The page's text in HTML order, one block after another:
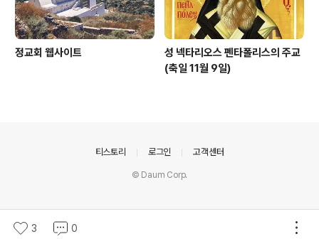
정교회 웹사이트
성 넥타리오스 펜타폴리스의 주교
(축일 11월 9일)
3 0
티스토리 로그인 고객센터
© Daum Corp.